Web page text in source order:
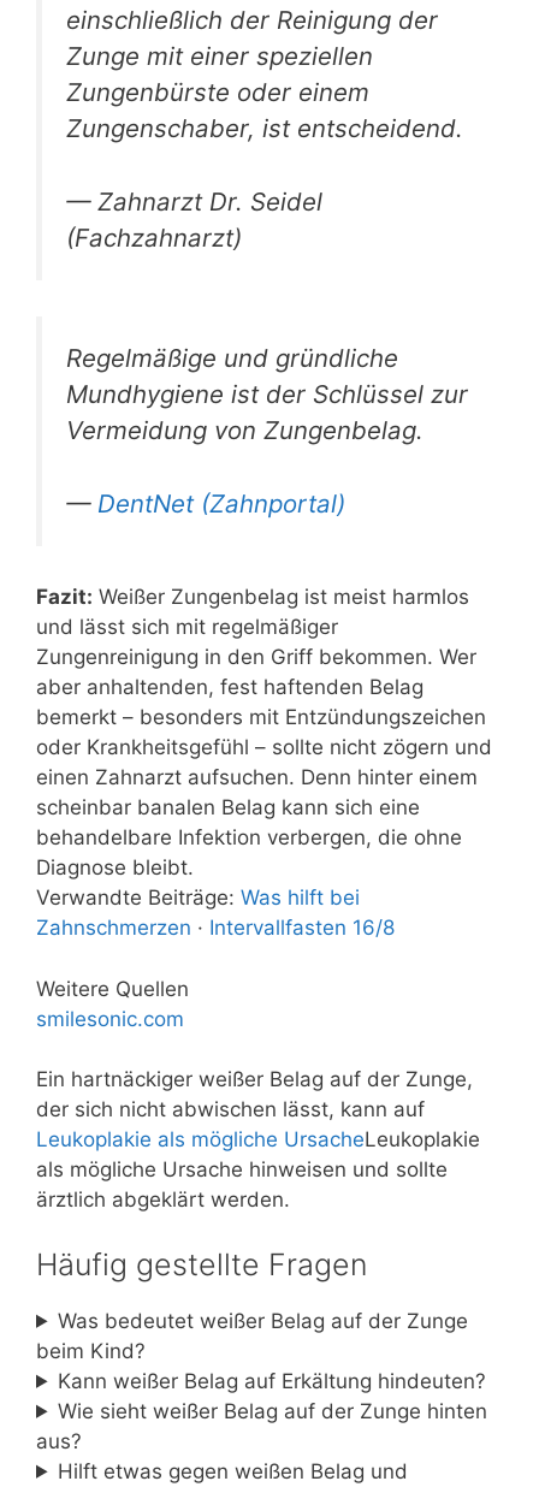
einschließlich der Reinigung der
Zunge mit einer speziellen
Zungenbürste oder einem
Zungenschaber, ist entscheidend.
— Zahnarzt Dr. Seidel
(Fachzahnarzt)
Regelmäßige und gründliche
Mundhygiene ist der Schlüssel zur
Vermeidung von Zungenbelag.
— DentNet (Zahnportal)
Fazit: Weißer Zungenbelag ist meist harmlos
und lässt sich mit regelmäßiger
Zungenreinigung in den Griff bekommen. Wer
aber anhaltenden, fest haftenden Belag
bemerkt – besonders mit Entzündungszeichen
oder Krankheitsgefühl – sollte nicht zögern und
einen Zahnarzt aufsuchen. Denn hinter einem
scheinbar banalen Belag kann sich eine
behandelbare Infektion verbergen, die ohne
Diagnose bleibt.
Verwandte Beiträge: Was hilft bei
Zahnschmerzen · Intervallfasten 16/8
Weitere Quellen
smilesonic.com
Ein hartnäckiger weißer Belag auf der Zunge,
der sich nicht abwischen lässt, kann auf
Leukoplakie als mögliche UrsacheLeukoplakie
als mögliche Ursache hinweisen und sollte
ärztlich abgeklärt werden.
Häufig gestellte Fragen
Was bedeutet weißer Belag auf der Zunge
beim Kind?
Kann weißer Belag auf Erkältung hindeuten?
Wie sieht weißer Belag auf der Zunge hinten
aus?
Hilft etwas gegen weißen Belag und